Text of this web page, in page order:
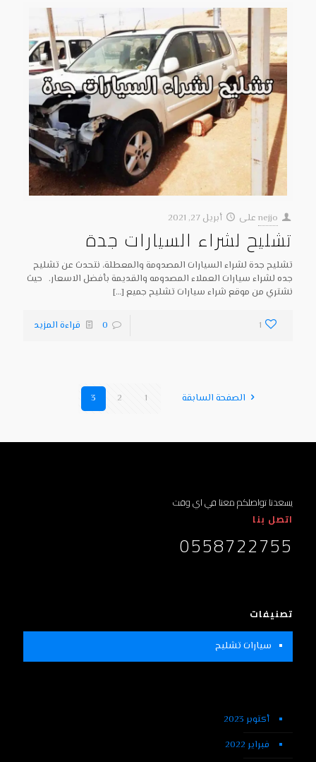
nejjo على أبريل 27, 2021
تشليح لشراء السيارات جدة
تشليح جدة لشراء السيارات المصدومة والمعطلة، نتحدث عن تشليح
جده لشراء سيارات العملاء المصدومه والقديمة بأفضل الاسعار. حيث
نشتري من موقع شراء سيارات تشليح جميع […]
1
0 قراءة المزيد
الصفحة السابقة 1
2
3
يسعدنا تواصلكم معنا في اي وقت
اتصل بنا
0558722755
تصنيفات
سيارات تشليح
أكتوبر 2023
فبراير 2022